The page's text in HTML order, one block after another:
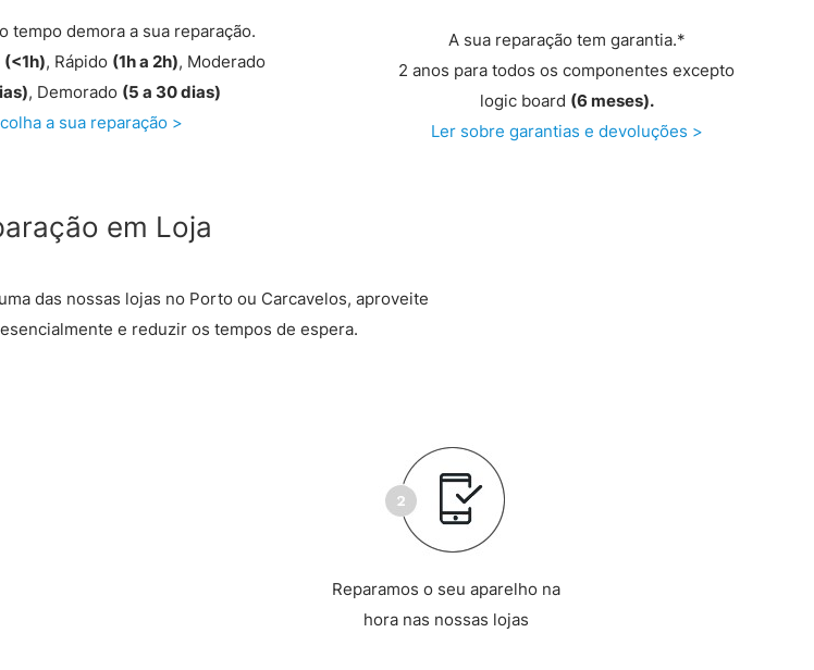
tempo demora a sua reparação.
(<1h), Rápido (1h a 2h), Moderado
, Demorado (5 a 30 dias)
a sua reparação >
A sua reparação tem garantia.*
2 anos para todos os componentes excepto
logic board (6 meses).
Ler sobre garantias e devoluções >
em Loja
das nossas lojas no Porto ou Carcavelos, aproveite
e reduzir os tempos de espera.
Reparamos o seu aparelho na
hora nas nossas lojas